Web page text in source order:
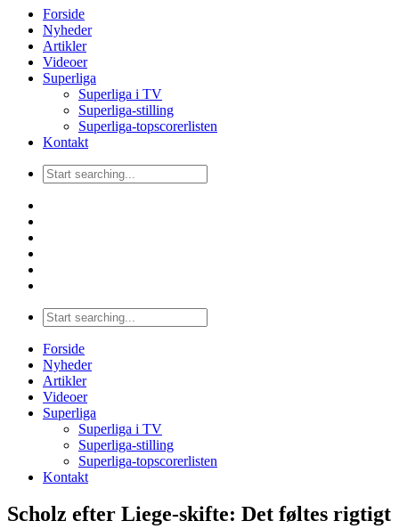
Forside
Nyheder
Artikler
Videoer
Superliga
Superliga i TV
Superliga-stilling
Superliga-topscorerlisten
Kontakt
Forside
Nyheder
Artikler
Videoer
Superliga
Superliga i TV
Superliga-stilling
Superliga-topscorerlisten
Kontakt
Scholz efter Liege-skifte: Det føltes rigtigt